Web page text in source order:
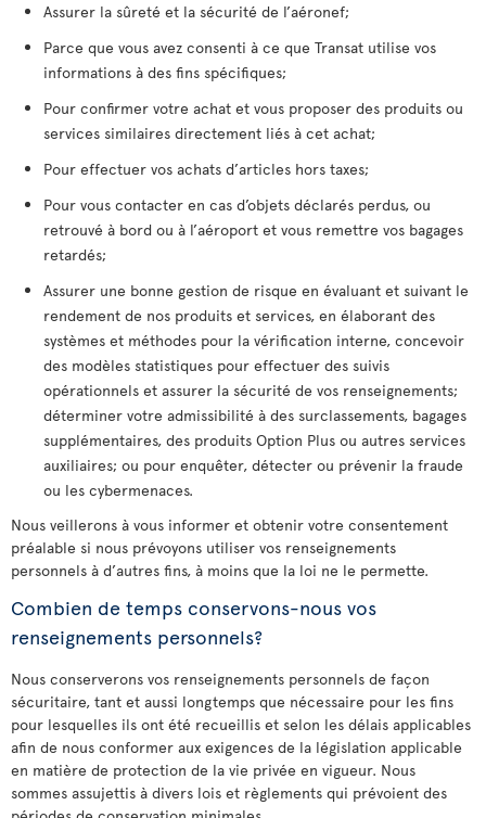
Assurer la sûreté et la sécurité de l’aéronef;
Parce que vous avez consenti à ce que Transat utilise vos
informations à des fins spécifiques;
Pour confirmer votre achat et vous proposer des produits ou
services similaires directement liés à cet achat;
Pour effectuer vos achats d’articles hors taxes;
Pour vous contacter en cas d’objets déclarés perdus, ou
retrouvé à bord ou à l’aéroport et vous remettre vos bagages
retardés;
Assurer une bonne gestion de risque en évaluant et suivant le
rendement de nos produits et services, en élaborant des
systèmes et méthodes pour la vérification interne, concevoir
des modèles statistiques pour effectuer des suivis
opérationnels et assurer la sécurité de vos renseignements;
déterminer votre admissibilité à des surclassements, bagages
supplémentaires, des produits Option Plus ou autres services
auxiliaires; ou pour enquêter, détecter ou prévenir la fraude
ou les cybermenaces.
Nous veillerons à vous informer et obtenir votre consentement
préalable si nous prévoyons utiliser vos renseignements
personnels à d’autres fins, à moins que la loi ne le permette.
Combien de temps conservons-nous vos
renseignements personnels?
Nous conserverons vos renseignements personnels de façon
sécuritaire, tant et aussi longtemps que nécessaire pour les fins
pour lesquelles ils ont été recueillis et selon les délais applicables
afin de nous conformer aux exigences de la législation applicable
en matière de protection de la vie privée en vigueur. Nous
sommes assujettis à divers lois et règlements qui prévoient des